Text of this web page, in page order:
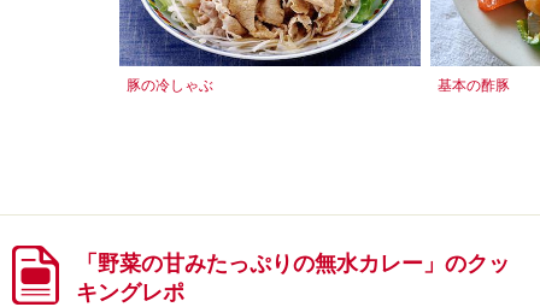
豚の冷しゃぶ 基本の酢豚
「野菜の甘みたっぷりの無水カレー」のクッ
キングレポ